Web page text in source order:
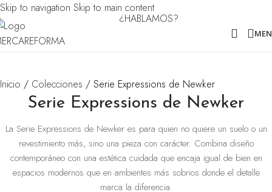
Skip to navigation Skip to main content
¿HABLAMOS?
Inicio / Colecciones / Serie Expressions de Newker
Serie Expressions de Newker
La Serie Expressions de Newker es para quien no quiere un suelo o un
revestimiento más, sino una pieza con carácter. Combina diseño
contemporáneo con una estética cuidada que encaja igual de bien en
espacios modernos que en ambientes más sobrios donde el detalle
marca la diferencia.